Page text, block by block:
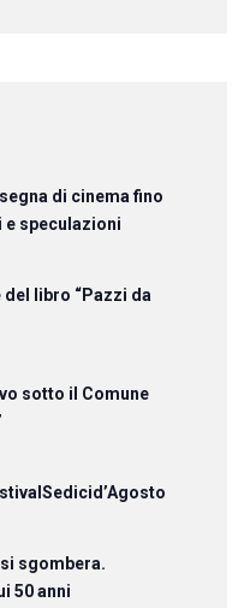
di cinema fino
e speculazioni
del libro “Pazzi da
sotto il Comune
si sgombera.
50 anni